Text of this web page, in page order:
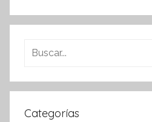
Buscar:
Categorías